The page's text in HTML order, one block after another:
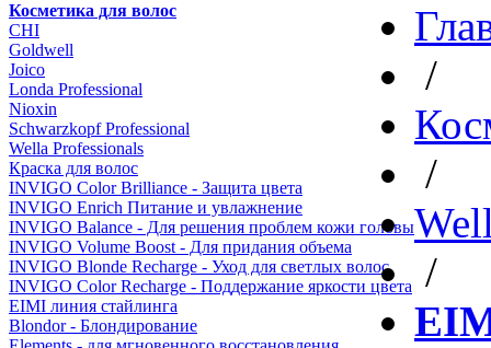
Косметика для волос
CHI
Goldwell
Joico
Londa Professional
Nioxin
Schwarzkopf Professional
Wella Professionals
Краска для волос
INVIGO Color Brilliance - Защита цвета
INVIGO Enrich Питание и увлажнение
INVIGO Balance - Для решения проблем кожи головы
INVIGO Volume Boost - Для придания объема
INVIGO Blonde Recharge - Уход для светлых волос
INVIGO Color Recharge - Поддержание яркости цвета
EIMI линия стайлинга
Blondor - Блондирование
/
/
/